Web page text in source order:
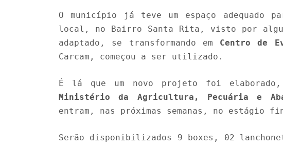
O município já teve um espaço adequado
local, no Bairro Santa Rita, visto por
adaptado, se transformando em Centro de
Carcam, começou a ser utilizado.
É lá que um novo projeto foi elaborado,
Ministério da Agricultura, Pecuária e
entram, nas próximas semanas, no estágio
Serão disponibilizados 9 boxes, 02